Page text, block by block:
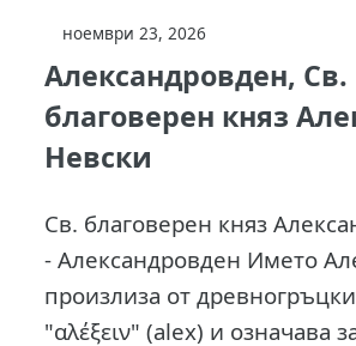
ноември 23, 2026
Александровден, Св.
благоверен княз
Невски
Св. благоверен княз
- Александровден Името
произлиза от
"αλέξειν" (alex) и означава